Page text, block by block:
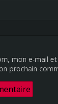
mon e-mail
prochain